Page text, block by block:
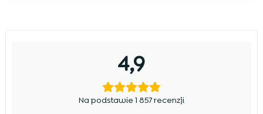
4,9
Na podstawie 1 857 recenzji